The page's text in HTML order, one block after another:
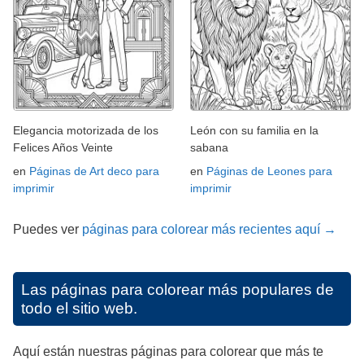
Elegancia motorizada de los
Felices Años Veinte
en Páginas de Art deco para
imprimir
León con su familia en la
sabana
en Páginas de Leones para
imprimir
Puedes ver páginas para colorear más recientes aquí →
Las páginas para colorear más populares de
todo el sitio web.
Aquí están nuestras páginas para colorear que más te